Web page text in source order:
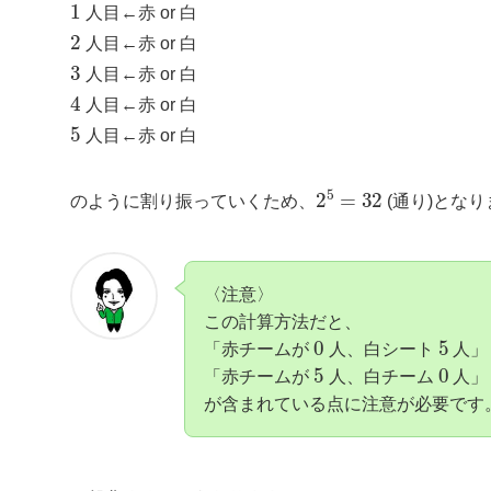
人目←赤 or 白
2
人目←赤 or 白
3
人目←赤 or 白
4
人目←赤 or 白
5
人目←赤 or 白
のように割り振っていくため、
25 32
(通り)となり
〈注意〉
この計算方法だと、
「赤チームが
0
人、白シート
5
人」
「赤チームが
5
人、白チーム
0
人」
が含まれている点に注意が必要です